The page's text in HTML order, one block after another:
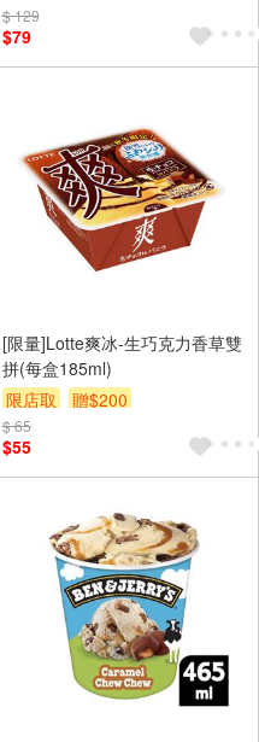
$ 129
$79
[限量]Lotte爽冰-生巧克力香草雙
拼(每盒185ml)
限店取
贈$200
$ 65
$55